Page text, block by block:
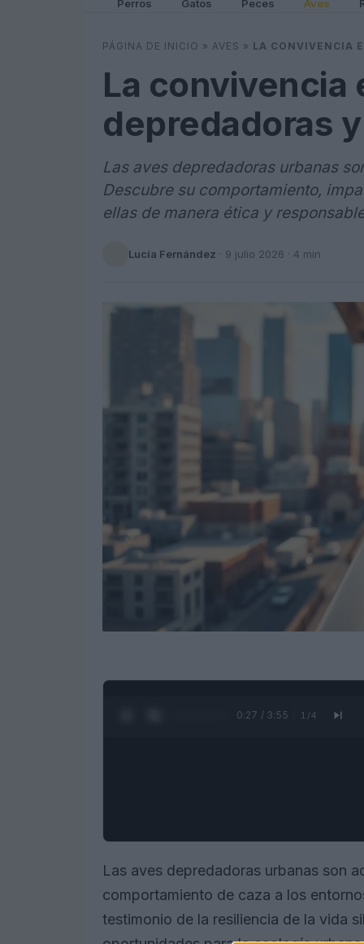
Perros Gatos Peces Aves
PÁGINA DE INICIO » AVES » LA CONVIVENCIA
La convivencia
depredadoras
Las aves depredadoras urbanas
Descubre su comportamiento,
ellas de manera ética y
Lucía Fernández · 9 julio 2026 · 4 min
0:28 / 3:55 1 /4
Las aves depredadoras urbanas son
comportamiento de caza a los
testimonio de la resiliencia de la vida